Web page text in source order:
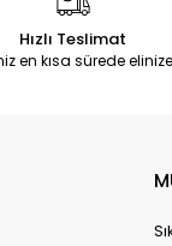
Hızlı Teslimat
en kısa sürede